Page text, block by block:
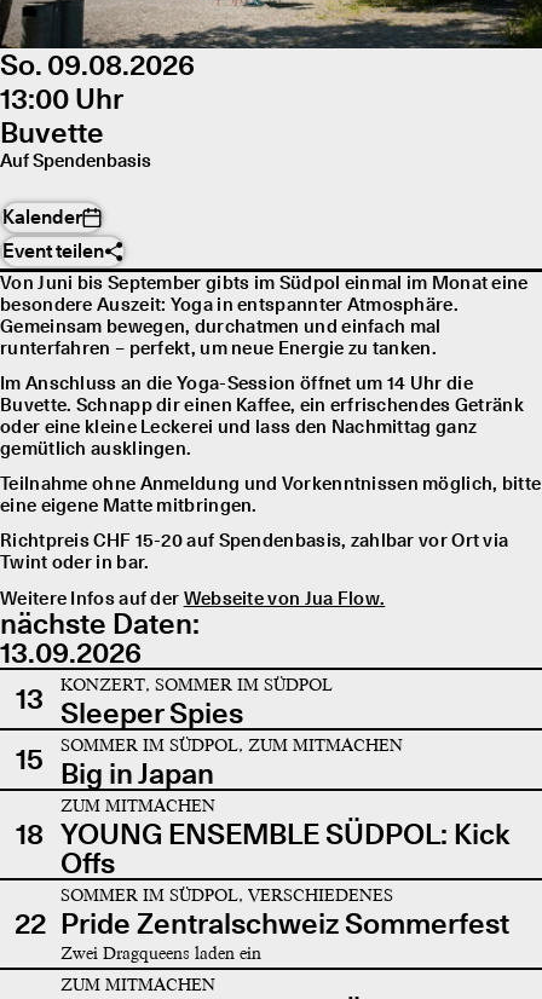
So. 09.08.2026
13:00 Uhr
Buvette
Auf Spendenbasis
Kalender
Event teilen
Von Juni bis September gibts im Südpol einmal im Monat eine
besondere Auszeit: Yoga in entspannter Atmosphäre.
Gemeinsam bewegen, durchatmen und einfach mal
runterfahren – perfekt, um neue Energie zu tanken.
Im Anschluss an die Yoga-Session öffnet um 14 Uhr die
Buvette. Schnapp dir einen Kaffee, ein erfrischendes Getränk
oder eine kleine Leckerei und lass den Nachmittag ganz
gemütlich ausklingen.
Teilnahme ohne Anmeldung und Vorkenntnissen möglich, bitte
eine eigene Matte mitbringen.
Richtpreis CHF 15-20 auf Spendenbasis, zahlbar vor Ort via
Twint oder in bar.
Weitere Infos auf der Webseite von Jua Flow.
nächste Daten:
13.09.2026
13
KONZERT, SOMMER IM SÜDPOL
Sleeper Spies
15
SOMMER IM SÜDPOL, ZUM MITMACHEN
Big in Japan
18
ZUM MITMACHEN
YOUNG ENSEMBLE SÜDPOL: Kick
Offs
22
SOMMER IM SÜDPOL, VERSCHIEDENES
Pride Zentralschweiz Sommerfest
Zwei Dragqueens laden ein
ZUM MITMACHEN